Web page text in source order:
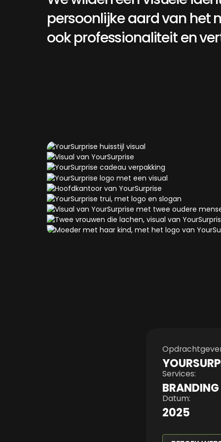
persoonlijkeaardvan het
ookprofessionaliteiten
Services:
BRANDING
Datum:
2025